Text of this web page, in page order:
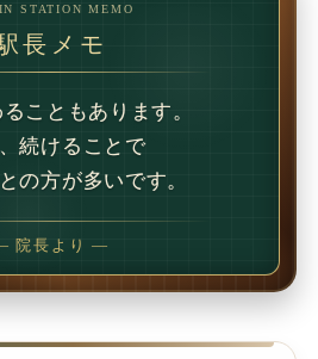
STATION MEMO
長メモ
こともあります。
続けることで
の方が多いです。
院長より —